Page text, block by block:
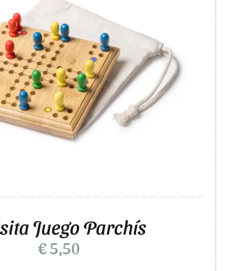
Juego Parchís
€5,50